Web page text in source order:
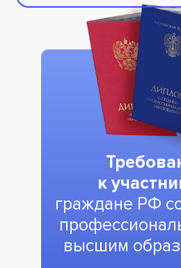
к
граждане РФ
высшим